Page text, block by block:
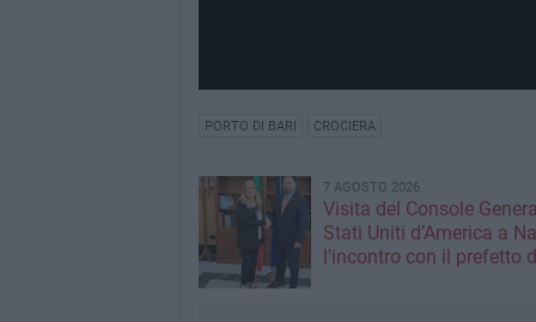
PORTO DI BARI CROCIERA
7 AGOSTO 2026
Visita del Console
Stati Uniti d’America a
l'incontro con il prefetto